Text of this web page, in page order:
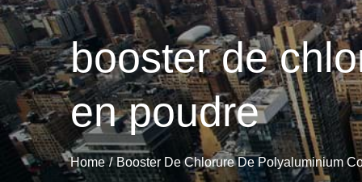
booster de
en poudre
Home Booster De Chlorure De Polyaluminium